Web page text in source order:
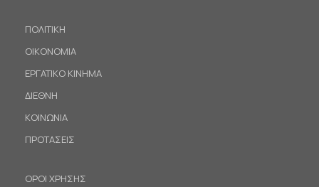
ΠΟΛΙΤΙΚΗ
ΟΙΚΟΝΟΜΙΑ
ΕΡΓΑΤΙΚΟ ΚΙΝΗΜΑ
ΔΙΕΘΝΗ
ΚΟΙΝΩΝΙΑ
ΠΡΟΤΑΣΕΙΣ
ΟΡΟΙ ΧΡΗΣΗΣ